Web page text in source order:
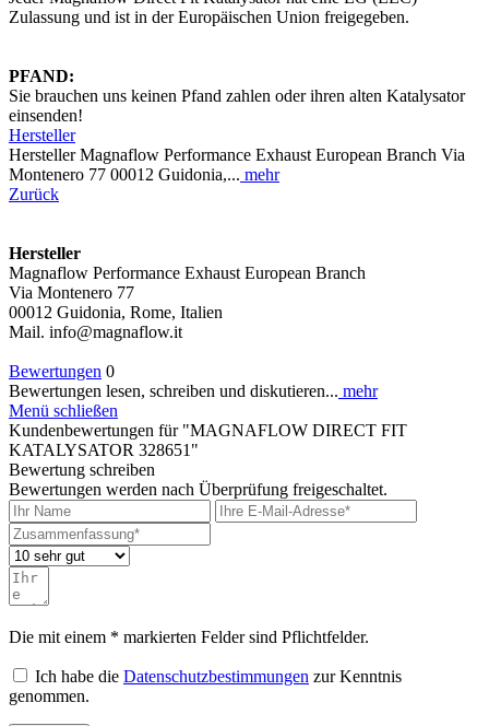
Zulassung und ist in der Europäischen Union freigegeben.
PFAND:
Sie brauchen uns keinen Pfand zahlen oder ihren alten Katalysator
einsenden!
Hersteller
Hersteller Magnaflow Performance Exhaust European Branch Via
Montenero 77 00012 Guidonia,... mehr
Zurück
Hersteller
Magnaflow Performance Exhaust European Branch
Via Montenero 77
00012 Guidonia, Rome, Italien
Mail. info@magnaflow.it
Bewertungen 0
Bewertungen lesen, schreiben und diskutieren... mehr
Menü schließen
Kundenbewertungen für "MAGNAFLOW DIRECT FIT
KATALYSATOR 328651"
Bewertung schreiben
Bewertungen werden nach Überprüfung freigeschaltet.
Die mit einem * markierten Felder sind Pflichtfelder.
Ich habe die Datenschutzbestimmungen zur Kenntnis
genommen.